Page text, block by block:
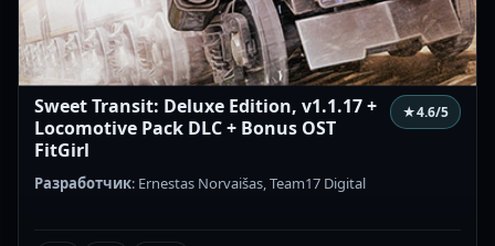
Sweet Transit: Deluxe Edition, v1.1.17 +
Locomotive Pack DLC + Bonus OST
FitGirl
★4.6/5
Разработчик: Ernestas Norvaišas, Team17 Digital